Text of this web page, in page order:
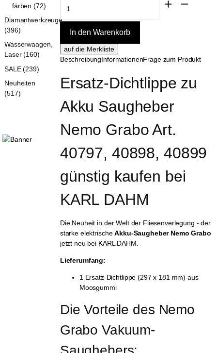
BeschreibungInformationenFrage zum Produkt
Ersatz-Dichtlippe zu
Akku Saugheber
Nemo Grabo Art.
40797, 40898, 40899
günstig kaufen bei
KARL DAHM
Die Neuheit in der Welt der Fliesenverlegung - der
starke elektrischeAkku-Saugheber Nemo Grabo
jetzt neu bei KARL DAHM.
Lieferumfang:
1 Ersatz-Dichtlippe (297 x 181 mm) aus
Moosgummi
Die Vorteile des Nemo
Grabo Vakuum-
färben (72)
Diamantwerkzeuge
(396)
Wasserwaagen,
Laser (160)
SALE (239)
Neuheiten
(517)